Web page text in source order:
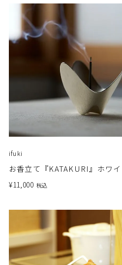
ifuki
お香立て『KATAKURI』ホワイ
¥11,000 税込